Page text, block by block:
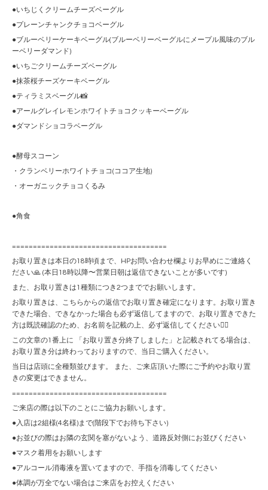
●いちじくクリームチーズベーグル
●プレーンチャンクチョコベーグル
●ブルーベリーケーキベーグル(ブルーベリーベーグルにメープル風味のブル
ーベリーダマンド)
●いちごクリームチーズベーグル
●抹茶桜チーズケーキベーグル
●ティラミスベーグル📸
●アールグレイレモンホワイトチョコクッキーベーグル
●ダマンドショコラベーグル
●酵母スコーン
・クランベリーホワイトチョコ(ココア生地)
・オーガニックチョコくるみ
●角食
=====================================
お取り置きは本日の18時頃まで、HPお問い合わせ欄よりお早めにご連絡く
ださい🙏 (本日18時以降〜営業日朝は返信できないことが多いです)
また、お取り置きは1種類につき2つまででお願いします。
お取り置きは、こちらからの返信でお取り置き確定になります。お取り置き
できた場合、できなかった場合も必ず返信してますので、お取り置きできた
方は既読確認のため、お名前を記載の上、必ず返信してください🙇‍♀️
この文章の1番上に 「お取り置き分終了しました」と記載されてる場合は、
お取り置き分は終わっておりますので、当日ご購入ください。
当日は店頭に全種類並びます。 また、ご来店頂いた際にご予約やお取り置
きの変更はできません。
=====================================
ご来店の際は以下のことにご協力お願いします。
●入店は2組様(4名様)まで(階段下でお待ち下さい)
●お並びの際はお隣の玄関を塞がないよう、道路反対側にお並びください
●マスク着用をお願いします
●アルコール消毒液を置いてますので、手指を消毒してください
●体調が万全でない場合はご来店をお控えください